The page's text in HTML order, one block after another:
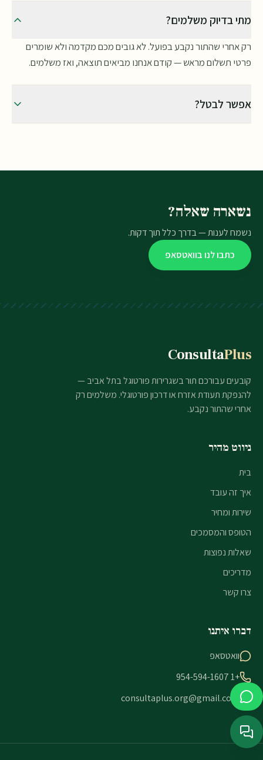
מתי בדיוק משלמים?
רק אחרי שהתור נקבע בפועל. לא גובים מכם מקדמה ולא שומרים
פרטי תשלום מראש — קודם אנחנו מביאים תוצאה, ואז משלמים.
אפשר לבטל?
נשארה שאלה?
נשמח לענות — בדרך כלל תוך דקות.
כתבו לנו בוואטסאפ
ConsultaPlus
קובעים עבורכם תור בשגרירות פורטוגל בתל אביב —
להנפקת תעודת אזרח או דרכון פורטוגלי. משלמים רק
אחרי שהתור נקבע.
ניווט מהיר
בית
איך זה עובד
שירות ומחיר
הטופס והמסמכים
שאלות נפוצות
מדריכים
צרו קשר
דברו איתנו
וואטסאפ
+1 954-594-1607
consultaplus.org@gmail.com